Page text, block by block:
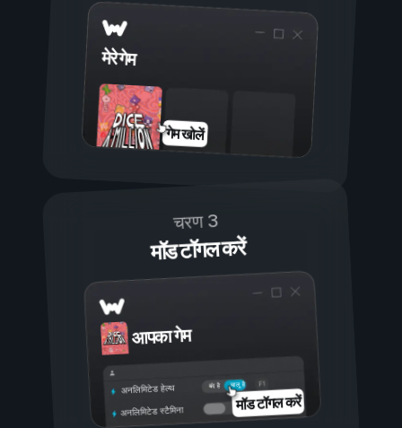
मेरे गेम
गेम खोलें
चरण 3
मॉड टॉगल करें
आपका गेम
चालू है
बंद है
अनलिमिटेड हेल्थ
अनलिमिटेड स्टैमिना मॉड टॉगल करें